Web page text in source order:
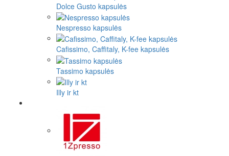
Dolce Gusto kapsulės
Nespresso kapsulės
Cafissimo, Caffitaly, K-fee kapsulės
Tassimo kapsulės
Illy ir kt